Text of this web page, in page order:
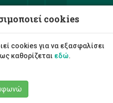
και Τεχνολογίας
και Μηχανικών
cookies
cookies για να εξασφαλίσει
καθορίζεται εδώ.